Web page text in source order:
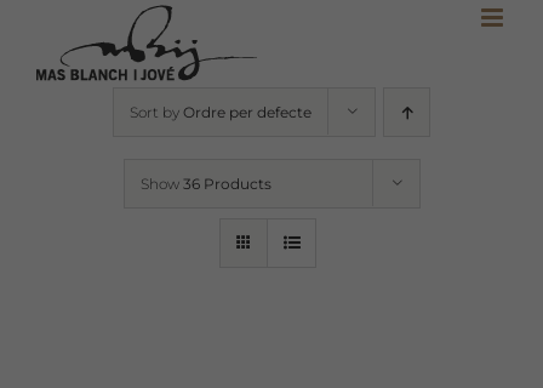
content
Sort by Ordre per defecte
Show 36 Products